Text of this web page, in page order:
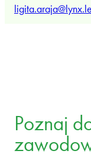
Poznaj